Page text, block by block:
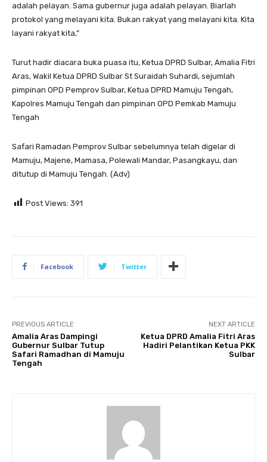
adalah pelayan. Sama gubernur juga adalah pelayan. Biarlah
protokol yang melayani kita. Bukan rakyat yang melayani kita. Kita
layani rakyat kita,”
Turut hadir diacara buka puasa itu, Ketua DPRD Sulbar, Amalia Fitri
Aras, Wakil Ketua DPRD Sulbar St Suraidah Suhardi, sejumlah
pimpinan OPD Pemprov Sulbar, Ketua DPRD Mamuju Tengah,
Kapolres Mamuju Tengah dan pimpinan OPD Pemkab Mamuju
Tengah
Safari Ramadan Pemprov Sulbar sebelumnya telah digelar di
Mamuju, Majene, Mamasa, Polewali Mandar, Pasangkayu, dan
ditutup di Mamuju Tengah. (Adv)
Post Views: 391
Facebook Twitter
PREVIOUS ARTICLE
Amalia Aras Dampingi
Gubernur Sulbar Tutup
Safari Ramadhan di Mamuju
Tengah
NEXT ARTICLE
Ketua DPRD Amalia Fitri Aras
Hadiri Pelantikan Ketua PKK
Sulbar